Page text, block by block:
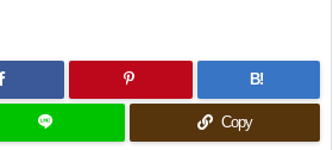
B!
Copy